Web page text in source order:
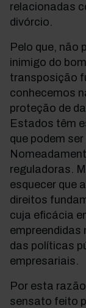
relacionadas
divórcio.
Pelo que, não
inimigo do
transposição
conhecemos
proteção de
Estados têm
que podem
reguladoras.
esquecer que
direitos
cuja eficácia
empreendidas
das políticas
empresariais.
Por esta
sensato feito